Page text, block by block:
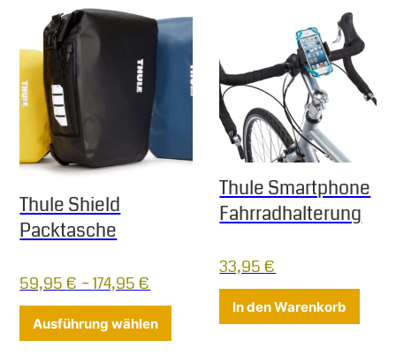
Thule Shield
Packtasche
59,95€–174,95€
Ausführung wählen Dieses Produkt weist mehrere
Thule Smartphone
Fahrradhalterung
33,95€
In den Warenkorb